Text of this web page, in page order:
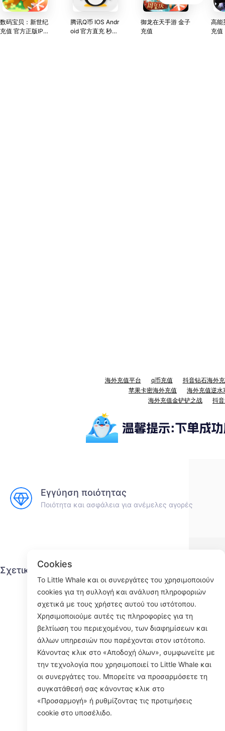
数码宝贝：新世纪
充值 官方正版IP授
腾讯Q币 IOS Andr
oid 官方直充 秒到
御龙在天手游 金子
充值
高能
充值
海外充值平台 q币充值
抖音钻石海外
苹果卡密海外充值
海外充值逆水
海外充值金铲铲之战
抖
Εγγύηση ποιότητας
Ποιότητα και ασφάλεια για ανέμελες αγορές
Σχετικά με τον μικρό κιτρινόψαρο
Επικοινωνήστε μαζί μας
Διαδικασία αποστολής
Διαδικασία επιστροφής
Σχετικά με εμάς
Cookies
Το Little Whale και οι συνεργάτες του χρησιμοποιούν
cookies για τη συλλογή και ανάλυση πληροφοριών
σχετικά με τους χρήστες αυτού του ιστότοπου.
Χρησιμοποιούμε αυτές τις πληροφορίες για τη
βελτίωση του περιεχομένου, των διαφημίσεων και
άλλων υπηρεσιών που παρέχονται στον ιστότοπο.
Κάνοντας κλικ στο «Αποδοχή όλων», συμφωνείτε με
την τεχνολογία που χρησιμοποιεί το Little Whale και
οι συνεργάτες του. Μπορείτε να προσαρμόσετε τη
συγκατάθεσή σας κάνοντας κλικ στο
«Προσαρμογή» ή ρυθμίζοντας τις προτιμήσεις
cookie στο υποσέλιδο.